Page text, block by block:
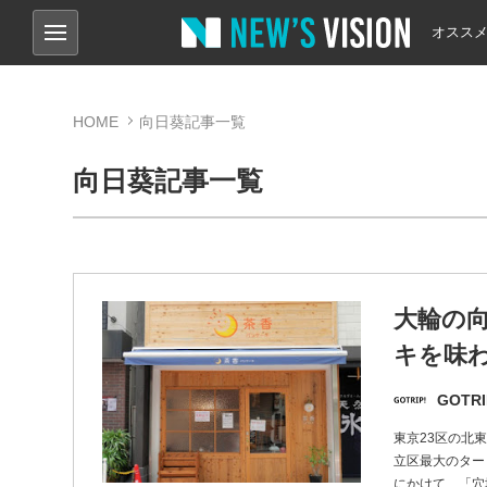
オスス
HOME 向日葵記事一覧
向日葵記事一覧
大輪の
キを味
東京23区の北
立区最大のタ
にかけて、「